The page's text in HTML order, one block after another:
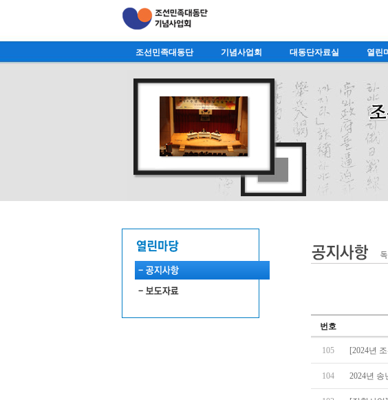
조선민족대동단 기념사업회 대동단자료실 열린
번호
105 [2024년
104 2024년 송